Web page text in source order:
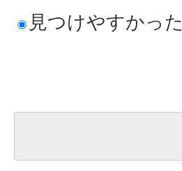
見つけやすかった